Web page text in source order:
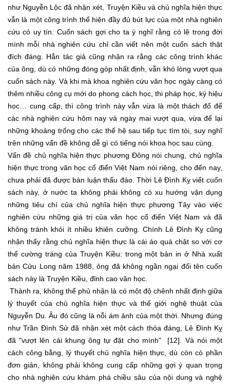
như Nguyễn Lộc đã nhận xét, Truyện Kiều và chủ nghĩa hiện thực
vẫn là một công trình thể hiện đầy đủ bút lực của một nhà nghiên
cứu có uy tín. Cuốn sách gợi cho ta ý nghĩ rằng có lẽ trong đời
mình mỗi nhà nghiên cứu chỉ cần viết nên một cuốn sách thật
đích đáng. Hẳn tác giả cũng nhận ra rằng các công trình khác
của ông, dù có những đóng góp nhất định, vẫn khó lòng vượt qua
cuốn sách này. Và khi mà khoa nghiên cứu văn học ngày càng có
thêm nhiều công cụ mới do phong cách học, thi pháp học, ký hiệu
học… cung cấp, thì công trình này vẫn vừa là một thách đố để
các nhà nghiên cứu hôm nay và ngày mai vượt qua, vừa để lại
những khoảng trống cho các thế hệ sau tiếp tục tìm tòi, suy nghĩ
trên những vấn đề không dễ gì có tiếng nói khoa học sau cùng.
Vấn đề chủ nghĩa hiện thực phương Đông nói chung, chủ nghĩa
hiện thực trong văn học cổ điển Việt Nam nói riêng, cho đến nay,
chưa phải đã được bàn luận thấu đáo. Thời Lê Đình Kỵ viết cuốn
sách này, ở nước ta không phải không có xu hướng vận dụng
những tiêu chí của chủ nghĩa hiện thực phương Tây vào việc
nghiên cứu những giá trị của văn học cổ điển Việt Nam và đã
không tránh khỏi ít nhiều khiên cưỡng. Chính Lê Đình Kỵ cũng
nhận thấy rằng chủ nghĩa hiện thực là cái áo quá chật so với cơ
thể cường tráng của Truyện Kiều: trong một bản in ở Nhà xuất
bản Cửu Long năm 1988, ông đã không ngần ngại đổi tên cuốn
sách này là Truyện Kiều, đỉnh cao văn học.
Thành ra, không thể phủ nhận là có một độ chênh nhất định giữa
lý thuyết của chủ nghĩa hiện thực và thế giới nghệ thuật của
Nguyễn Du. Âu đó cũng là nỗi ám ảnh của một thời. Nhưng đúng
như Trần Đình Sử đã nhận xét một cách thỏa đáng, Lê Đình Kỵ
đã "vượt lên cái khung ông tự đặt cho mình" [12]. Và nói một
cách công bằng, lý thuyết chủ nghĩa hiện thực, dù còn có phần
đơn giản, không phải không cung cấp những gợi ý quan trọng
cho nhà nghiên cứu khám phá chiều sâu của nội dung và nghệ